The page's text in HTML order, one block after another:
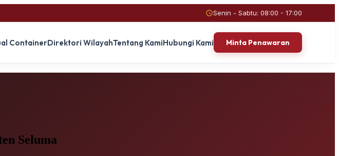
Senin - Sabtu: 08:00 - 17:00
ContainerDirektori WilayahTentang KamiHubungi Kami Minta Penawaran
Seluma